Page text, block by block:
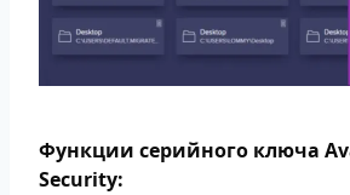
Функции серийного ключа
Security: